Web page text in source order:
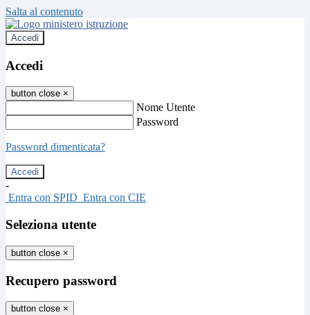
Salta al contenuto
Accedi
Accedi
button close ×
Nome Utente
Password
Password dimenticata?
-
Entra con SPID Entra con CIE
Seleziona utente
button close ×
Recupero password
button close ×